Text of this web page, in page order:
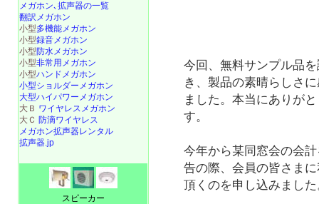
今回、無料サンプル品
き、製品の素晴らしさ
ました。本当にありが
す。
今年から某同窓会の会
告の際、会員の皆さま
頂くのを申し込みまし
メガホン､拡声器の一覧
翻訳メガホン
小型多機能メガホン
小型録音メガホン
小型防水メガホン
小型非常用メガホン
小型ハンドメガホン
小型ショルダーメガホン
大型ハイパワーメガホン
大Ｂ ワイヤレスメガホン
大Ｃ 防滴ワイヤレス
メガホン拡声器レンタル
拡声器.jp
スピーカー